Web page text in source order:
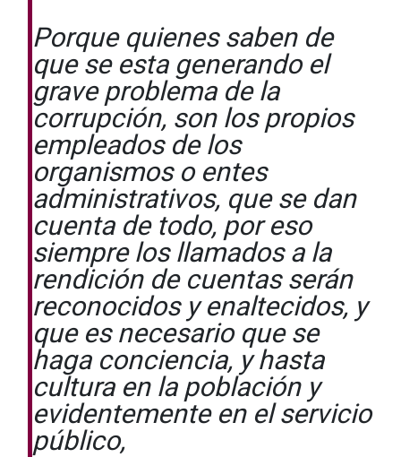
Porque quienes saben de
que se esta generando el
grave problema de la
corrupción, son los propios
empleados de los
organismos o entes
administrativos, que se dan
cuenta de todo, por eso
siempre los llamados a la
rendición de cuentas serán
reconocidos y enaltecidos, y
que es necesario que se
haga conciencia, y hasta
cultura en la población y
evidentemente en el servicio
público,